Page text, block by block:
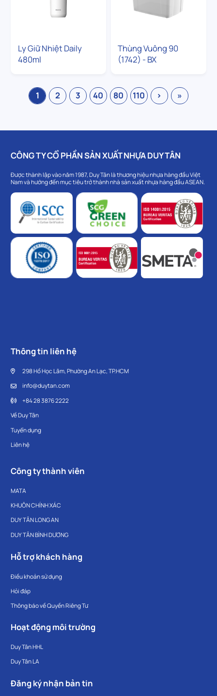
Ly Giữ Nhiệt Daily
480ml
Thùng Vuông 90
(1742) - BX
1 2 3 40 80 110 › »
CÔNG TY CỔ PHẦN SẢN XUẤT NHỰA DUY TÂN
Được thành lập vào năm 1987, Duy Tân là thương hiệu nhựa hàng đầu Việt
Nam và hướng đến mục tiêu trở thành nhà sản xuất nhựa hàng đầu ASEAN.
Thông tin liên hệ
298 Hồ Học Lãm, Phường An Lạc, TP.HCM
info@duytan.com
+84 28 3876 2222
Về Duy Tân
Tuyển dụng
Liên hệ
Công ty thành viên
MATA
KHUÔN CHÍNH XÁC
DUY TÂN LONG AN
DUY TÂN BÌNH DƯƠNG
Hỗ trợ khách hàng
Điều khoản sử dụng
Hỏi đáp
Thông báo về Quyền Riêng Tư
Hoạt động môi trường
Duy Tân HHL
Duy Tân LA
Đăng ký nhận bản tin